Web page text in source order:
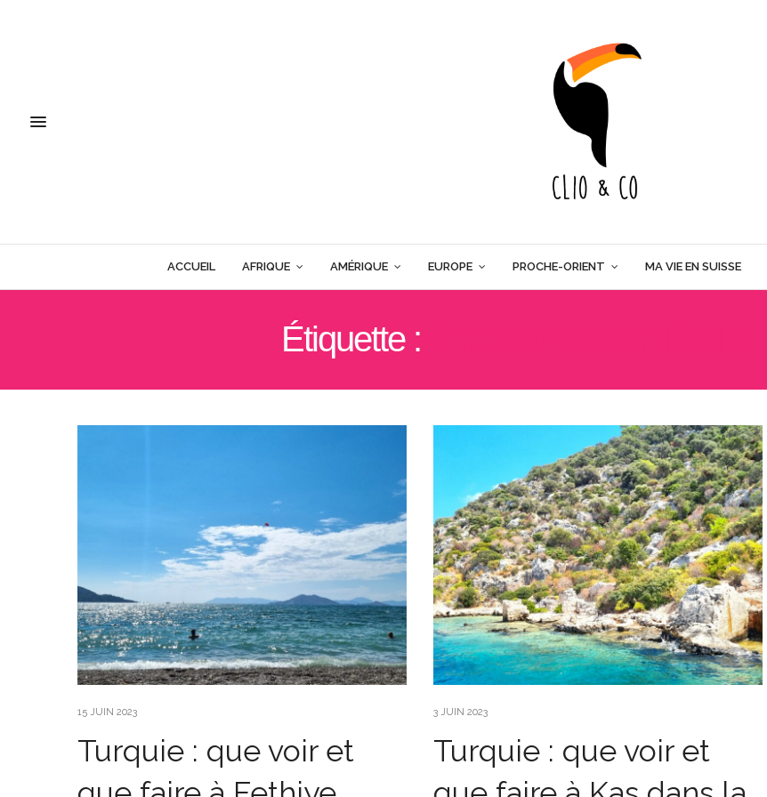
ACCUEIL AFRIQUE AMÉRIQUE EUROPE PROCHE-ORIENT MA VIE EN SUISSE
Étiquette :
15 JUIN 2023
Turquie : que voir et
3 JUIN 2023
Turquie : que voir et